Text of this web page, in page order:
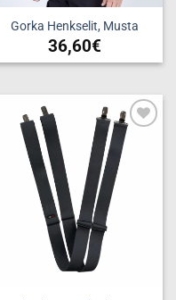
Gorka Henkselit, Musta
36,60€
Add to
wishlist